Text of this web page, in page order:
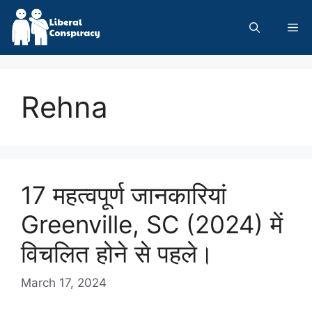
Skip
content
Rehna
17 महत्वपूर्ण जानकारियां
Greenville, SC (2024) में
विचलित होने से पहले।
March 17, 2024